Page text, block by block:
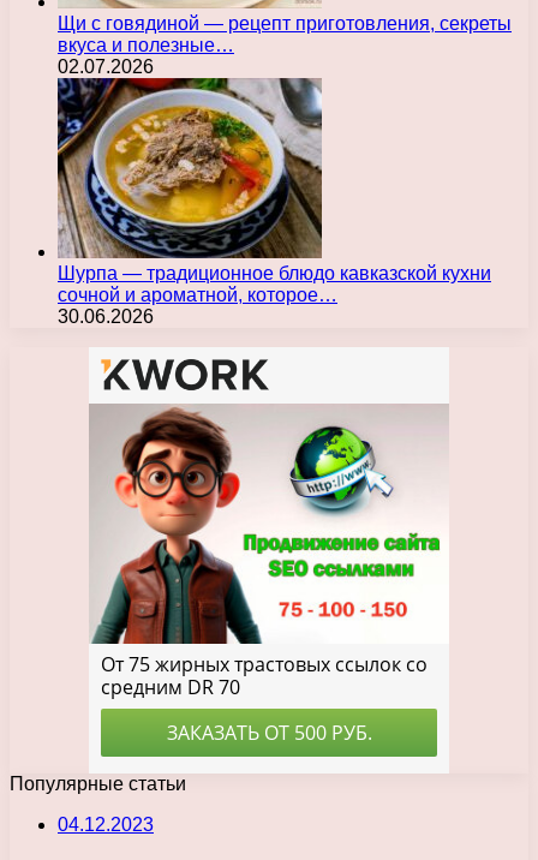
Щи с говядиной — рецепт приготовления, секреты
вкуса и полезные…
02.07.2026
Шурпа — традиционное блюдо кавказской кухни
сочной и ароматной, которое…
30.06.2026
Популярные статьи
04.12.2023